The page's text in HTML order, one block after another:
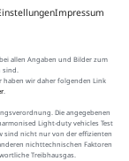
Impressum
allen Angaben und Bilder zum
sind.
haben wir daher folgenden Link
.
Die angegebenen
Light-duty vehicles Test
sind nicht nur von der effizienten
nichttechnischen Faktoren
Treibhausgas.